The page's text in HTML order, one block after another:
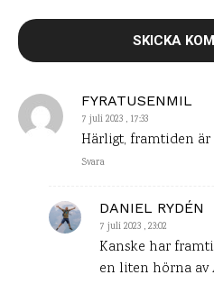
FYRATUSENMIL
7 juli 2023 , 17:33
Härligt, framtiden är
Svara
DANIEL RYDÉN
7 juli 2023 , 23:02
Kanske har
en liten hörna av